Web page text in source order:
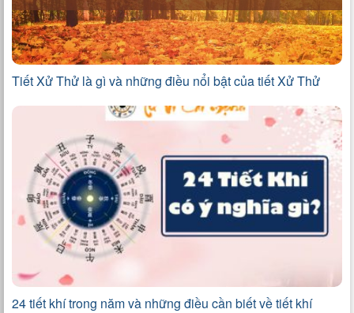
Tiết Xử Thử là gì và những điều nổi bật của tiết Xử Thử
24 tiết khí trong năm và những điều cần biết về tiết khí